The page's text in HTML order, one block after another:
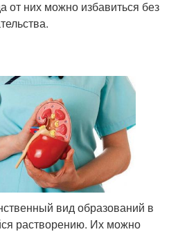
от них можно избавиться без
вид образований в
растворению. Их можно